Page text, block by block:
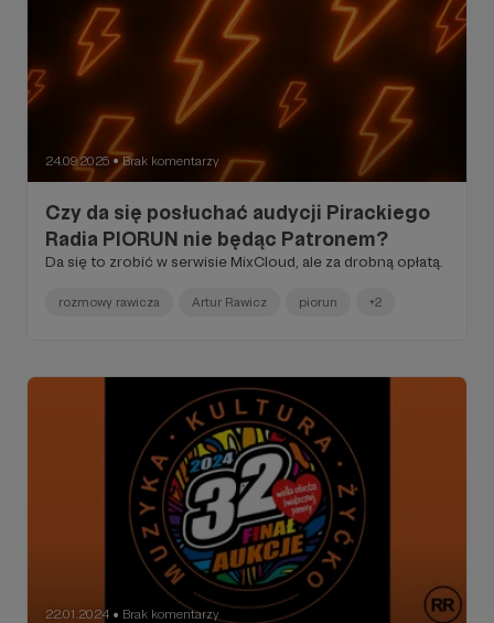
24.09.2025 ● Brak komentarzy
Czy da się posłuchać audycji Pirackiego
Radia PIORUN nie będąc Patronem?
Da się to zrobić w serwisie MixCloud, ale za drobną opłatą.
rozmowy rawicza Artur Rawicz piorun +2
22.01.2024 ● Brak komentarzy